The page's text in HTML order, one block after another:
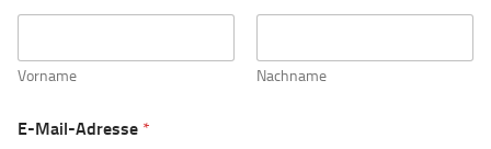
Vorname Nachname
E-Mail-Adresse *